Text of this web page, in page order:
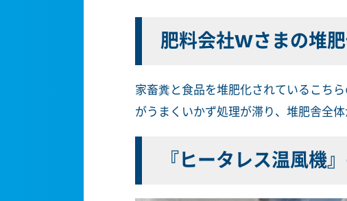
肥料会社Wさまの堆
家畜糞と食品を堆肥化されているこち
がうまくいかず処理が滞り、堆肥舎全
『ヒータレス温風機